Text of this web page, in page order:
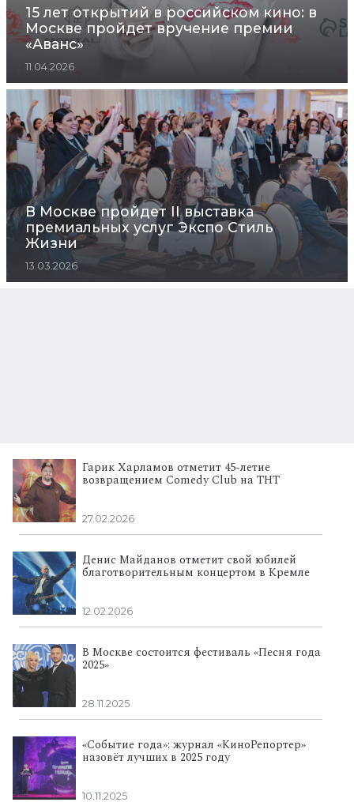
15 лет открытий в российском кино: в
Москве пройдет вручение премии
«Аванс»
11.04.2026
В Москве пройдет II выставка
премиальных услуг Экспо Стиль
Жизни
13.03.2026
Гарик Харламов отметит 45-летие
возвращением Comedy Club на ТНТ
27.02.2026
Денис Майданов отметит свой юбилей
благотворительным концертом в Кремле
12.02.2026
В Москве состоится фестиваль «Песня года
2025»
28.11.2025
«Событие года»: журнал «КиноРепортер»
назовёт лучших в 2025 году
10.11.2025